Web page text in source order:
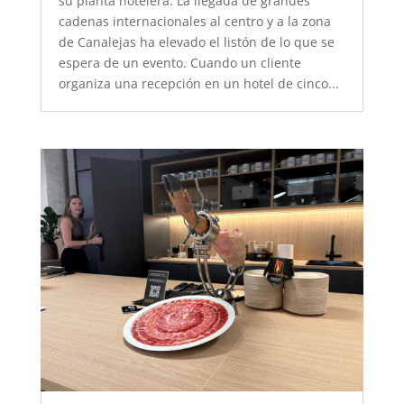
cadenas internacionales al centro y a la zona
de Canalejas ha elevado el listón de lo que se
espera de un evento. Cuando un cliente
organiza una recepción en un hotel de cinco...